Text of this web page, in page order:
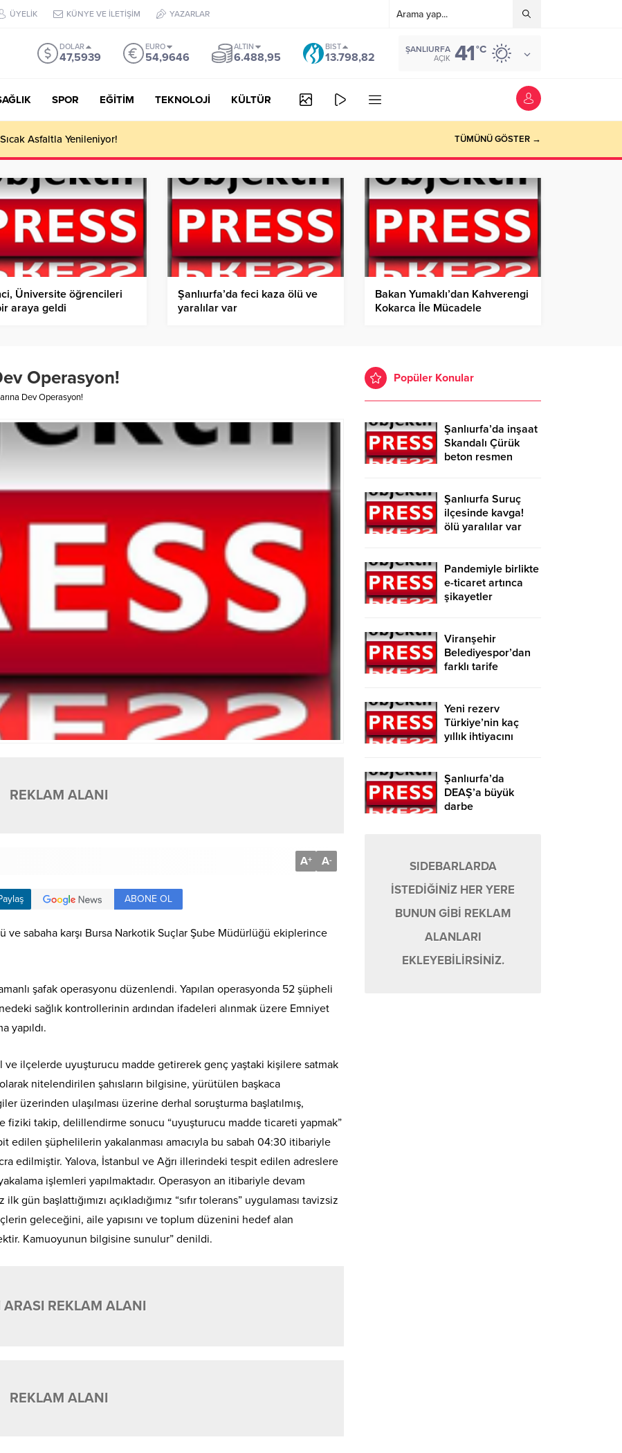
ÜYELİK KÜNYE VE İLETİŞİM YAZARLAR
DOLAR
47,5939
EURO
54,9646
ALTIN
6.488,95
BIST
13.798,82
ŞANLIURFA
AÇIK 41°C
SPOR EĞİTİM TEKNOLOJİ KÜLTÜR
III Kapsamında 634,3 Milyon Lira Hibe Ödemesi Yapıldı! TÜMÜNÜ GÖSTER →
Üniversite öğrencileri
araya geldi
Şanlıurfa’da feci kaza ölü ve
yaralılar var
Bakan Yumaklı’dan Kahverengi
Kokarca İle Mücadele
Operasyon!
Dev Operasyon!
REKLAM ALANI
A+ A-
ABONE OL
ve sabaha karşı Bursa Narkotik Suçlar Şube Müdürlüğü ekiplerince
şafak operasyonu düzenlendi. Yapılan operasyonda 52 şüpheli
sağlık kontrollerinin ardından ifadeleri alınmak üzere Emniyet
yapıldı.
ve ilçelerde uyuşturucu madde getirerek genç yaştaki kişilere satmak
nitelendirilen şahısların bilgisine, yürütülen başkaca
üzerinden ulaşılması üzerine derhal soruşturma başlatılmış,
fiziki takip, delillendirme sonucu “uyuşturucu madde ticareti yapmak”
edilen şüphelilerin yakalanması amacıyla bu sabah 04:30 itibariyle
edilmiştir. Yalova, İstanbul ve Ağrı illerindeki tespit edilen adreslere
işlemleri yapılmaktadır. Operasyon an itibariyle devam
gün başlattığımızı açıkladığımız “sıfır tolerans” uygulaması tavizsiz
geleceğini, aile yapısını ve toplum düzenini hedef alan
Kamuoyunun bilgisine sunulur” denildi.
ARASI REKLAM ALANI
REKLAM ALANI
Popüler Konular
Şanlıurfa’da inşaat
Skandalı Çürük
beton resmen
Şanlıurfa Suruç
ilçesinde kavga!
ölü yaralılar var
Pandemiyle birlikte
e-ticaret artınca
şikayetler
Viranşehir
Belediyespor’dan
farklı tarife
Yeni rezerv
Türkiye’nin kaç
yıllık ihtiyacını
Şanlıurfa’da
DEAŞ’a büyük
darbe
SIDEBARLARDA
İSTEDİĞİNİZ HER YERE
BUNUN GİBİ REKLAM
ALANLARI
EKLEYEBİLİRSİNİZ.